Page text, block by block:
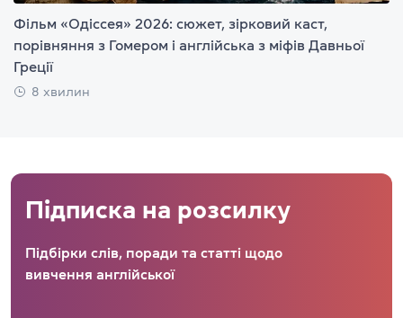
Фільм «Одіссея» 2026: сюжет, зірковий каст,
порівняння з Гомером і англійська з міфів Давньої
Греції
8 хвилин
Підписка на розсилку
Підбірки слів, поради та статті щодо
вивчення англійської